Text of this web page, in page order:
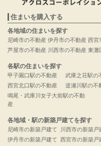
住まいを購入する
各地域の住まいを探す
尼崎市の不動産
芦屋市の不動産
伊丹市の不動産
川西市の不動産
西宮
東灘
各駅の住まいを探す
甲子園口駅の不動産
西宮北口駅の不動産
武庫之荘駅の
逆瀬川駅の不
鳴尾・武庫川女子大前駅の不動
産
各地域・駅の新築戸建てを探す
尼崎市の新築戸建て
伊丹市の新築戸建て
川西市の新築戸
西宮市の新築戸